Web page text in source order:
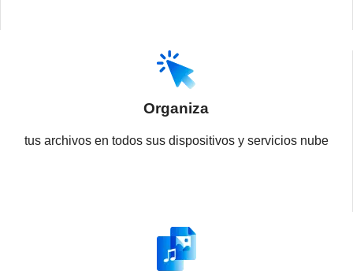
Organiza
tus archivos en todos sus dispositivos y servicios nube